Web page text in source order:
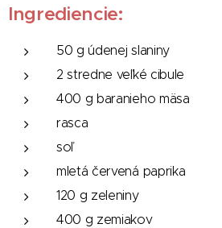
Ingrediencie:
50 g údenej slaniny
2 stredne veľké cibule
400 g baranieho mäsa
rasca
soľ
mletá červená paprika
120 g zeleniny
400 g zemiakov